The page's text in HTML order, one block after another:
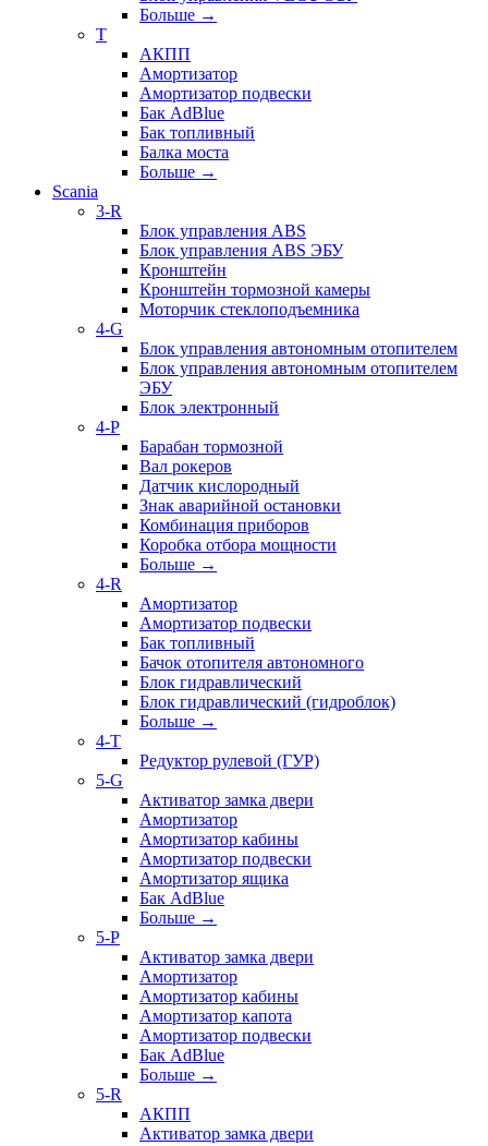
Больше →
T
АКПП
Амортизатор
Амортизатор подвески
Бак AdBlue
Бак топливный
Балка моста
Больше →
Scania
3-R
Блок управления ABS
Блок управления ABS ЭБУ
Кронштейн
Кронштейн тормозной камеры
Моторчик стеклоподъемника
4-G
Блок управления автономным отопителем
Блок управления автономным отопителем
ЭБУ
Блок электронный
4-P
Барабан тормозной
Вал рокеров
Датчик кислородный
Знак аварийной остановки
Комбинация приборов
Коробка отбора мощности
Больше →
4-R
Амортизатор
Амортизатор подвески
Бак топливный
Бачок отопителя автономного
Блок гидравлический
Блок гидравлический (гидроблок)
Больше →
4-T
Редуктор рулевой (ГУР)
5-G
Активатор замка двери
Амортизатор
Амортизатор кабины
Амортизатор подвески
Амортизатор ящика
Бак AdBlue
Больше →
5-P
Активатор замка двери
Амортизатор
Амортизатор кабины
Амортизатор капота
Амортизатор подвески
Бак AdBlue
Больше →
5-R
АКПП
Активатор замка двери